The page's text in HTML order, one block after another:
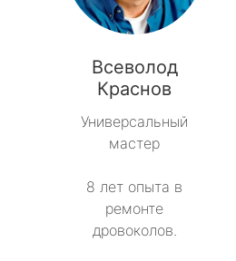
Всеволод
Краснов
Универсальный
мастер
8 лет опыта в
ремонте
дровоколов.